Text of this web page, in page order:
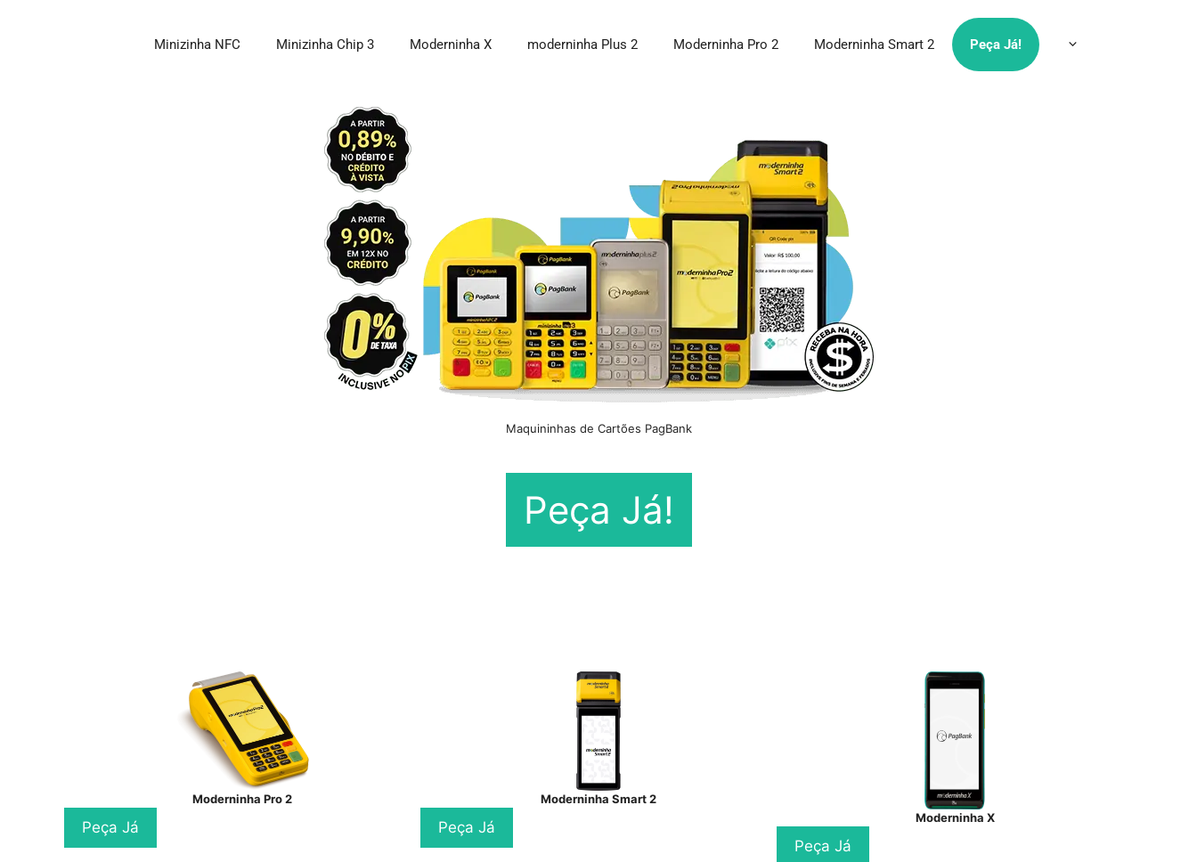
Minizinha NFC Minizinha Chip 3 Moderninha X moderninha Plus 2 Moderninha Pro 2 Moderninha Smart 2 Peça Já!
Maquininhas de Cartões PagBank
Peça Já!
Moderninha Pro 2
Peça Já
Moderninha Smart 2
Peça Já
Moderninha X
Peça Já